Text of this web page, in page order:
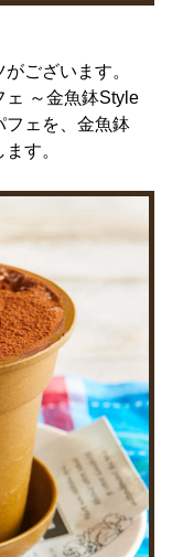
ございます。
ェ ～金魚鉢Style
フェを、金魚鉢
す。